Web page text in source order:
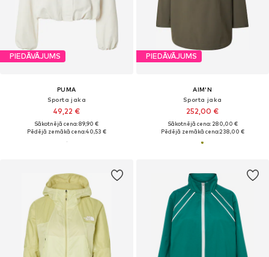
PIEDĀVĀJUMS
PUMA
Sporta jaka
49,22 €
Sākotnējā cena: 89,90 €
Pēdējā zemākā cena:40,53 €
PIEDĀVĀJUMS
AIM'N
Sporta jaka
252,00 €
Sākotnējā cena: 280,00 €
Pēdējā zemākā cena:238,00 €